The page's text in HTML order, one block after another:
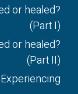
or healed?
(Part I)
or healed?
(Part II)